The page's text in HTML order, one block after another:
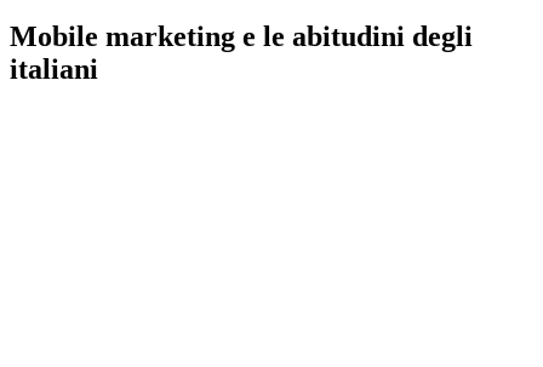
Mobile marketing e le abitudini degli
italiani